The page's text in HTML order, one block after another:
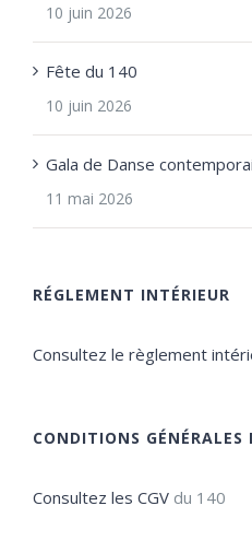
10 juin 2026
Fête du 140
10 juin 2026
Gala de Danse
11 mai 2026
RÉGLEMENT INTÉRIEUR
Consultez le règlement
CONDITIONS
Consultez les CGV du 140